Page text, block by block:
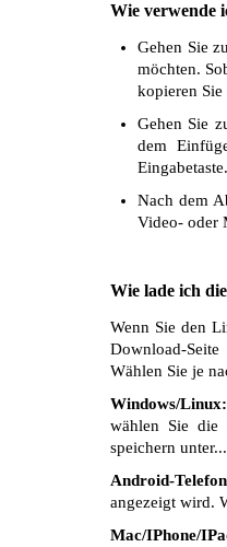
Wie verwende
Gehen Sie
möchten.
kopieren Sie
Gehen Sie
dem
Eingabetaste.
Nach dem
Video- oder
Wie lade ich
Wenn Sie den
Download-
Wählen Sie je
Windows/Linux:
wählen Sie die
speichern
Android-
angezeigt wird.
Mac/IPhone/